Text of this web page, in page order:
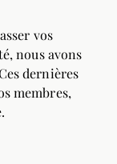
vos
nous avons
dernières
membres,